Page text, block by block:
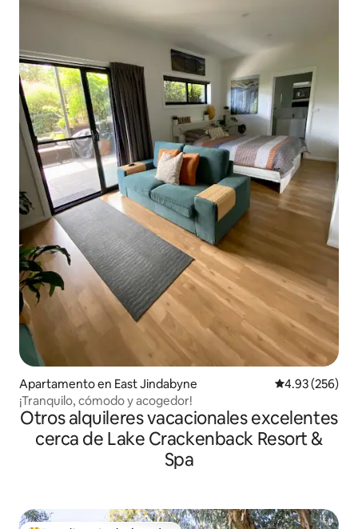
Apartamento en East Jindabyne Calificación
4.93 (256)
¡Tranquilo, cómodo y acogedor!
Otros alquileres vacacionales excelentes
cerca de Lake Crackenback Resort &
Spa